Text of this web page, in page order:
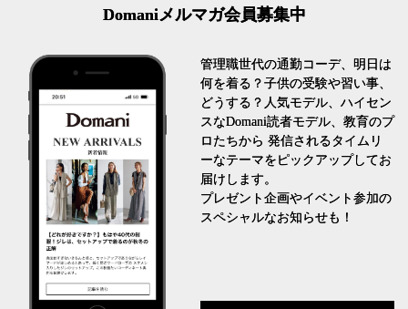
Domaniメルマガ会員募集中
管理職世代の通勤コーデ、明日は
何を着る？子供の受験や習い事、
どうする？人気モデル、ハイセン
スなDomani読者モデル、教育のプ
ロたちから 発信されるタイムリ
ーなテーマをピックアップしてお
届けします。
プレゼント企画やイベント参加の
スペシャルなお知らせも！